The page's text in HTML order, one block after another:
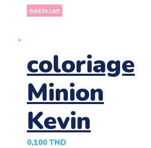
Add to cart
coloriage
Minion
Kevin
0,100 TND